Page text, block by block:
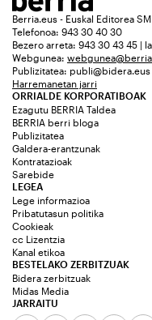
Berria.eus - Euskal Editorea SM
Telefonoa: 943 30 40 30
Bezero arreta: 943 30 43 45 |
Webgunea:
Publizitatea: publi@bidera.eus
Harremanetan jarri
ORRIALDE KORPORATIBOAK
Ezagutu BERRIA Taldea
BERRIA berri bloga
Publizitatea
Galdera-erantzunak
Kontratazioak
Sarebide
JARRAITU
LEGEA
Lege informazioa
Pribatutasun politika
Cookieak
cc Lizentzia
Kanal etikoa
BESTELAKO ZERBITZUAK
Bidera zerbitzuak
Midas Media